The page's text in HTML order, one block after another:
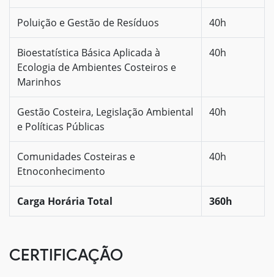
Poluição e Gestão de Resíduos 40h
Bioestatística Básica Aplicada à
Ecologia de Ambientes Costeiros e
Marinhos
40h
Gestão Costeira, Legislação Ambiental
e Políticas Públicas
40h
Comunidades Costeiras e
Etnoconhecimento
40h
Carga Horária Total 360h
CERTIFICAÇÃO